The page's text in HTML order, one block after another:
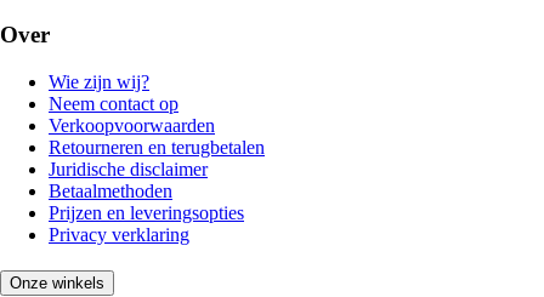
Over
Wie zijn wij?
Neem contact op
Verkoopvoorwaarden
Retourneren en terugbetalen
Juridische disclaimer
Betaalmethoden
Prijzen en leveringsopties
Privacy verklaring
Onze winkels